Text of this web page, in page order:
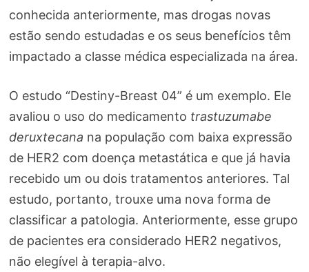
conhecida anteriormente, mas drogas novas
estão sendo estudadas e os seus benefícios têm
impactado a classe médica especializada na área.
O estudo “Destiny-Breast 04” é um exemplo. Ele
avaliou o uso do medicamento trastuzumabe
deruxtecana na população com baixa expressão
de HER2 com doença metastática e que já havia
recebido um ou dois tratamentos anteriores. Tal
estudo, portanto, trouxe uma nova forma de
classificar a patologia. Anteriormente, esse grupo
de pacientes era considerado HER2 negativos,
não elegível à terapia-alvo.